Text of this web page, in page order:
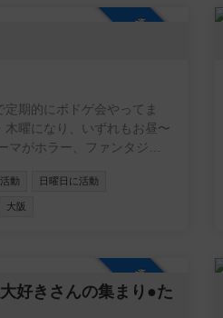
期的にボドゲ会やってま
曜になり、いずれもお昼〜
マがホラー、ファンタジ
なのが好き。 ちなみにボ
ん😆
動 日曜日に活動
大阪
参加自由
好きさんの集まり●た